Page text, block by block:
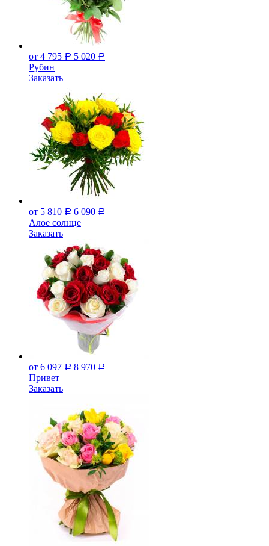
от 4 795 Р 5 020 Р
Рубин
Заказать
от 5 810 Р 6 090 Р
Алое солнце
Заказать
от 6 097 Р 8 970 Р
Привет
Заказать